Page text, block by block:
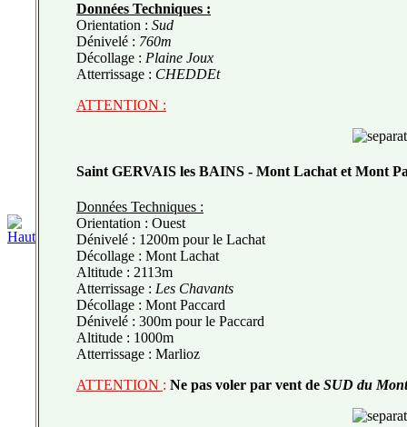
Données Techniques :
Orientation : Sud
Dénivelé : 760m
Décollage : Plaine Joux
Atterrissage : CHEDDEt
ATTENTION :
Saint GERVAIS les BAINS - Mont Lachat et Mont
Données Techniques :
Orientation : Ouest
Dénivelé : 1200m pour le Lachat
Décollage : Mont Lachat
Altitude : 2113m
Atterrissage : Les Chavants
Décollage : Mont Paccard
Dénivelé : 300m pour le Paccard
Altitude : 1000m
Atterrissage : Marlioz
ATTENTION : Ne pas voler par vent de SUD du